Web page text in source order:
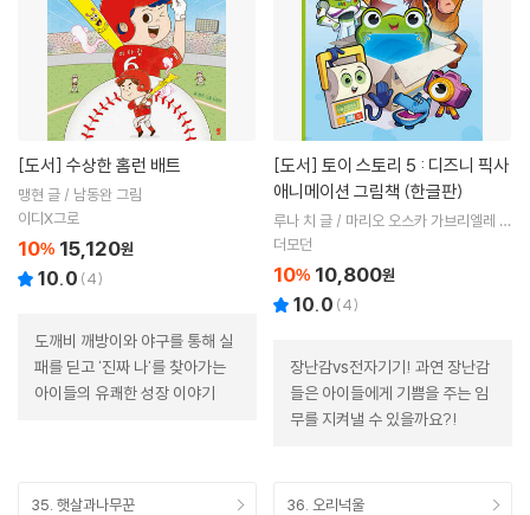
[도서] 수상한 홈런 배트
맹현 글 / 남동완 그림
이디X그로
10% 15,120원
10.0 (4)
도깨비 깨방이와 야구를 통해 실
패를 딛고 '진짜 나'를 찾아가는
아이들의 유쾌한 성장 이야기
[도서]
애니메이션 그림책 (한글판)
루나 치 글 / 마리오 오스카 가브리엘레 그
림 / 더모던 편집부 역
더모던
10% 10,800원
10.0 (4)
장난감vs전자기기! 과연 장난감
들은 아이들에게 기쁨을 주는 임
무를 지켜낼 수 있을까요?!
35. 햇살과나무꾼 36. 오리넉울